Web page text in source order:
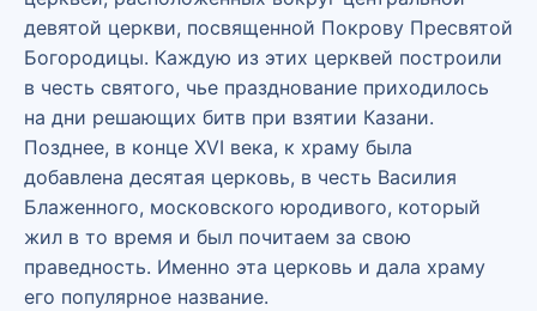
девятой церкви, посвященной Покрову Пресвятой
Богородицы. Каждую из этих церквей построили
в честь святого, чье празднование приходилось
на дни решающих битв при взятии Казани.
Позднее, в конце XVI века, к храму была
добавлена десятая церковь, в честь Василия
Блаженного, московского юродивого, который
жил в то время и был почитаем за свою
праведность. Именно эта церковь и дала храму
его популярное название.